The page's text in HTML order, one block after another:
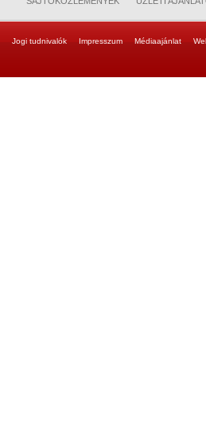
Jogi tudnivalók Impresszum Médiaajánlat